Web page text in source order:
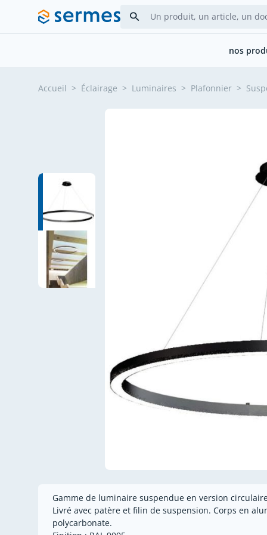
Allez au contenu
nos
Accueil > Éclairage > Luminaires > Plafonnier >
Gamme de luminaire suspendue en version
Livré avec patère et filin de suspension. Corps en
polycarbonate.